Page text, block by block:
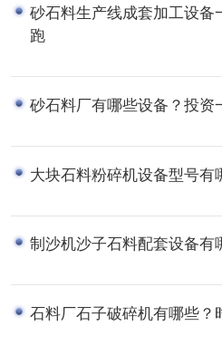
砂石料生产线成套加工设
跑
砂石料厂有哪些设备？投
大块石料粉碎机设备型号
制沙机沙子石料配套设备有
石料厂石子破碎机有哪些？